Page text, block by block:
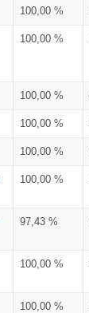
100,00 %
100,00 %
100,00 %
100,00 %
100,00 %
100,00 %
97,43 %
100,00 %
100,00 %